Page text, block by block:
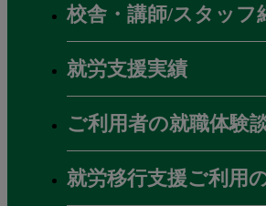
校舎・講師/スタッフ
就労支援実績
ご利用者の就職体験
就労移行支援ご利用